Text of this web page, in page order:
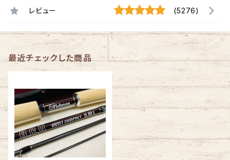
レビュー (5276)
最近チェックした商品